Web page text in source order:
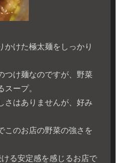
かけた極太麺をしっかり
つけ麺なのですが、野菜
ープ。
さはありませんが、好み
このお店の野菜の強さを
る安定感を感じるお店で